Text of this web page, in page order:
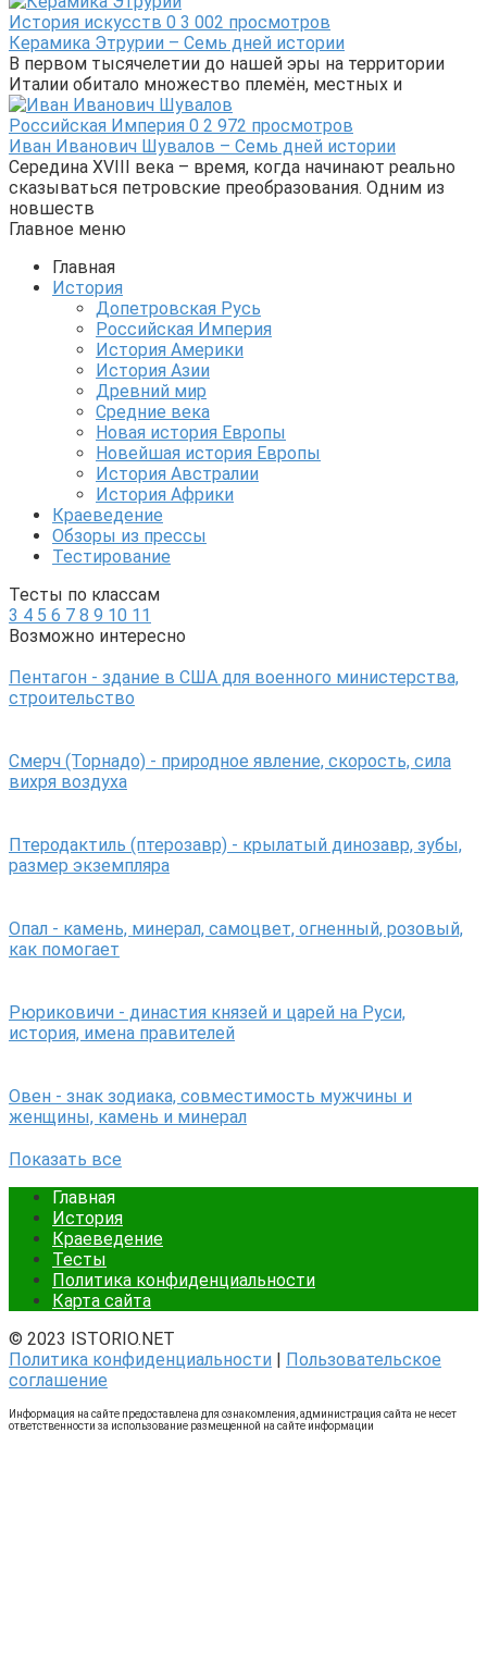
История искусств 0 3 002 просмотров
Керамика Этрурии – Семь дней истории
В первом тысячелетии до нашей эры на территории
Италии обитало множество племён, местных и
Российская Империя 0 2 972 просмотров
Иван Иванович Шувалов – Семь дней истории
Середина XVIII века – время, когда начинают реально
сказываться петровские преобразования. Одним из
новшеств
Главное меню
Главная
История
Допетровская Русь
Российская Империя
История Америки
История Азии
Древний мир
Средние века
Новая история Европы
Новейшая история Европы
История Австралии
История Африки
Краеведение
Обзоры из прессы
Тестирование
Тесты по классам
3 4 5 6 7 8 9 10 11
Возможно интересно
Пентагон - здание в США для военного министерства,
строительство
Смерч (Торнадо) - природное явление, скорость, сила
вихря воздуха
Птеродактиль (птерозавр) - крылатый динозавр, зубы,
размер экземпляра
Опал - камень, минерал, самоцвет, огненный, розовый,
как помогает
Рюриковичи - династия князей и царей на Руси,
история, имена правителей
Овен - знак зодиака, совместимость мужчины и
женщины, камень и минерал
Показать все
Главная
История
Краеведение
Тесты
Политика конфиденциальности
Карта сайта
© 2023 ISTORIO.NET
Политика конфиденциальности | Пользовательское
соглашение
Информация на сайте предоставлена для ознакомления, администрация сайта не несет
ответственности за использование размещенной на сайте информации